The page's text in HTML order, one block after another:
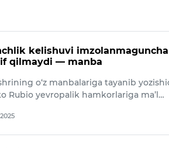
kelishuvi
qilmaydi — manba
o‘z manbalariga tayanib
Rubio yevropalik hamkorlariga ma’l…